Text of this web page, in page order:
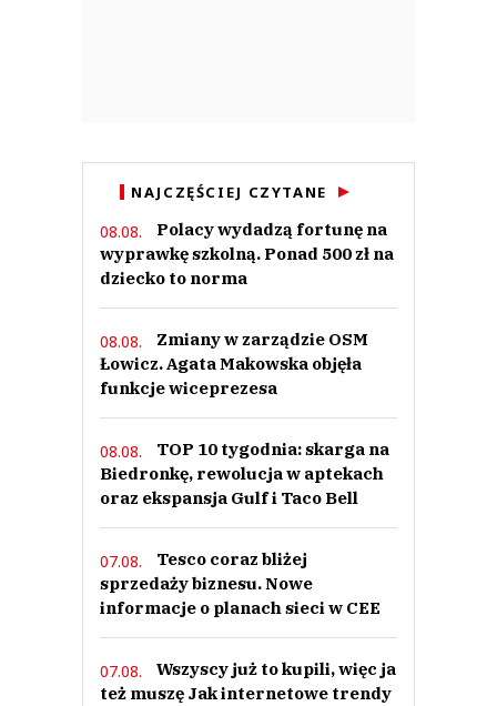
dziwolągami umysłowymi u steru twierdzi , że sprzedawcy nie podołają a
Amman
Odpowiedz
Nie znaleziono komentarzy
Zostaw swoje komentarze
Anuluj
Prześlij komentarz
NAJCZĘŚCIEJ CZYTANE
08.08.
Polacy wydadzą fortunę na
wyprawkę szkolną. Ponad 500 zł na
dziecko to norma
08.08.
Zmiany w zarządzie OSM
Łowicz. Agata Makowska objęła
funkcje wiceprezesa
08.08.
TOP 10 tygodnia: skarga na
Biedronkę, rewolucja w aptekach
oraz ekspansja Gulf i Taco Bell
07.08.
Tesco coraz bliżej
sprzedaży biznesu. Nowe
informacje o planach sieci w CEE
07.08.
Wszyscy już to kupili, więc ja
też muszę Jak internetowe trendy